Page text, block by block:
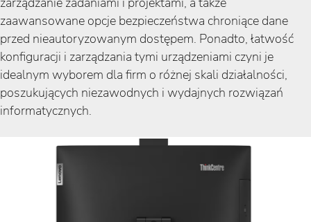
zaawansowane opcje bezpieczeństwa chroniące dane
przed nieautoryzowanym dostępem. Ponadto, łatwość
konfiguracji i zarządzania tymi urządzeniami czyni je
idealnym wyborem dla firm o różnej skali działalności,
poszukujących niezawodnych i wydajnych rozwiązań
informatycznych.